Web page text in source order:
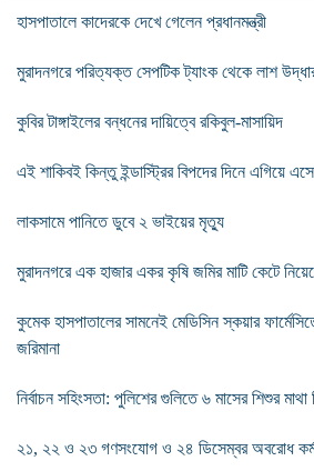
হাসপাতালে কাদেরকে দেখে গেলেন প্রধানমন্ত্রী
মুরাদনগরে পরিত্যক্ত সেপটিক ট্যাংক থেকে লাশ
কুবির টাঙ্গাইলের বন্ধনের দায়িত্বে রকিবুল-মাসায়িদ
এই শাকিবই কিন্তু ইন্ডাস্ট্রির বিপদের দিনে এগিয়ে
লাকসামে পানিতে ডুবে ২ ভাইয়ের মৃত্যু
মুরাদনগরে এক হাজার একর কৃষি জমির মাটি কেটে
কুমেক হাসপাতালের সামনেই মেডিসিন স্কয়ার
জরিমানা
নির্বাচন সহিংসতা: পুলিশের গুলিতে ৬ মাসের শিশুর মাথা
২১, ২২ ও ২৩ গণসংযোগ ও ২৪ ডিসেম্বর অবরোধ